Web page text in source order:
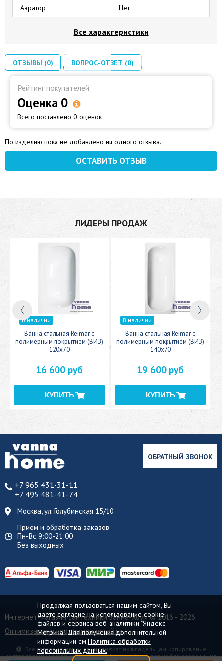
Аэратор Нет
Все характеристики
ОТЗЫВЫ (0) ВОПРОС-ОТВЕТ (0)
Рейтинг покупателей
Оценка 0
Всего поставлено 0 оценок
По изделию пока не добавлено ни одного отзыва.
ОСТАВИТЬ ОТЗЫВ
ЛИДЕРЫ ПРОДАЖ
В наличии
Ванна стальная Reimar с
полимерным покрытием (ВИЗ)
120x70
16 600 руб
В наличии
Ванна стальная Reimar с
полимерным покрытием (ВИЗ)
140x70
19 600 руб
+7 965 431-31-11
+7 495 481-41-74
Москва, ул. Голубинская 15/10
Приём и обработка заказов
Пн-Вс 9:00-21:00
Без выходных
ОБРАТНЫЙ ЗВОНОК
Интернет-магазин сантехники Ванна-Хоум© 2016 - 2026
Оптимизация и продвижение сайта
Все торговые марки принадлежат их владельцам. Копирование
составляющих частей сайта в какой бы то ни было форме без разрешения
Продолжая пользоваться нашим сайтом, Вы
даёте согласие на использование cookie-
файлов и сервиса веб-аналитики "Яндекс
Метрика". Для получения дополнительной
информации см.Политика обработки
персональных данных.